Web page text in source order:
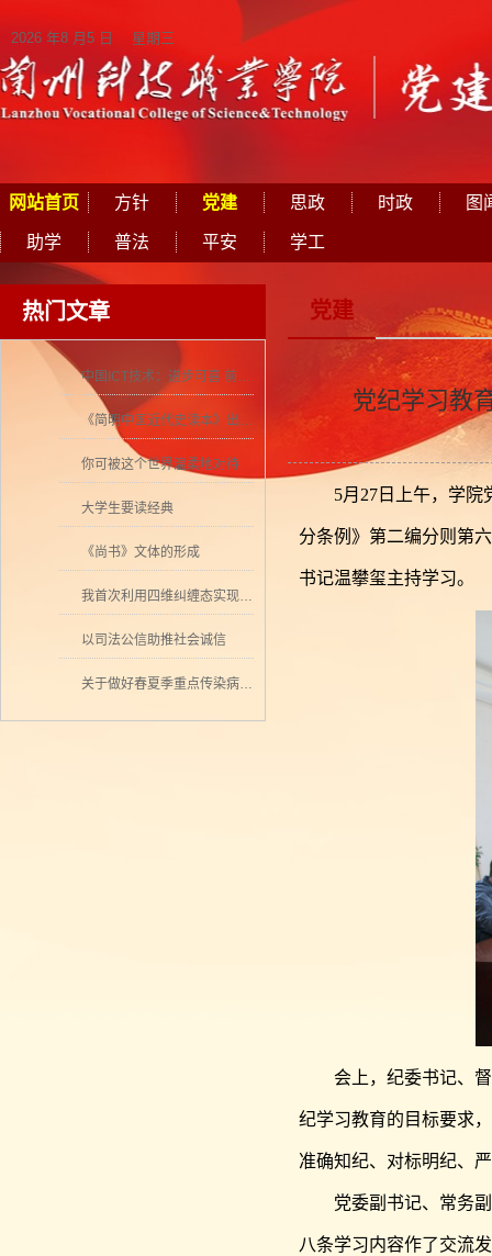
2026 年8 月5 日 星期三
网站首页 方针 党建 思政 时政 图
助学 普法 平安 学工
热门文章
中国ICT技术：进步可喜 前景可期
《简明中国近代史读本》出版 历史学者张海鹏领衔撰写
你可被这个世界温柔地对待
大学生要读经典
《尚书》文体的形成
我首次利用四维纠缠态实现量子密集编码
以司法公信助推社会诚信
关于做好春夏季重点传染病防控工作的通知
党建
党纪学习教
5月27日上午，学
分条例》第二编分则第
书记温攀玺主持学习。
会上，纪委书记、
纪学习教育的目标要求
准确知纪、对标明纪、
党委副书记、常务
八条学习内容作了交流